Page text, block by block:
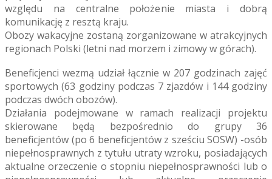
względu na centralne położenie miasta i dobrą
komunikację z resztą kraju.
Obozy wakacyjne zostaną zorganizowane w atrakcyjnych
regionach Polski (letni nad morzem i zimowy w górach).
Beneficjenci wezmą udział łącznie w 207 godzinach zajęć
sportowych (63 godziny podczas 7 zjazdów i 144 godziny
podczas dwóch obozów).
Działania podejmowane w ramach realizacji projektu
skierowane będą bezpośrednio do grupy 36
beneficjentów (po 6 beneficjentów z sześciu SOSW) -osób
niepełnosprawnych z tytułu utraty wzroku, posiadających
aktualne orzeczenie o stopniu niepełnosprawności lub o